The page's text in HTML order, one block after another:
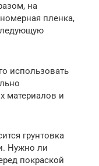
на
пленка,
использовать
материалов и
грунтовка
Нужно ли
покраской